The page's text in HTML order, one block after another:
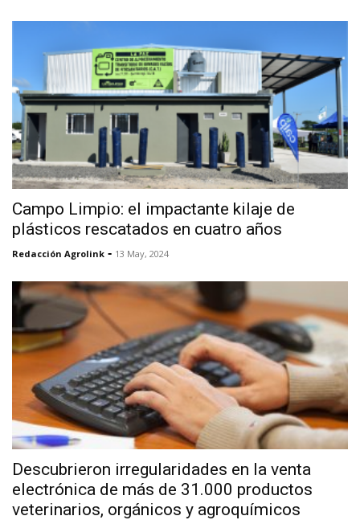
Campo Limpio: el impactante kilaje de
plásticos rescatados en cuatro años
Redacción Agrolink - 13 May, 2024
Descubrieron irregularidades en la venta
electrónica de más de 31.000 productos
veterinarios, orgánicos y agroquímicos